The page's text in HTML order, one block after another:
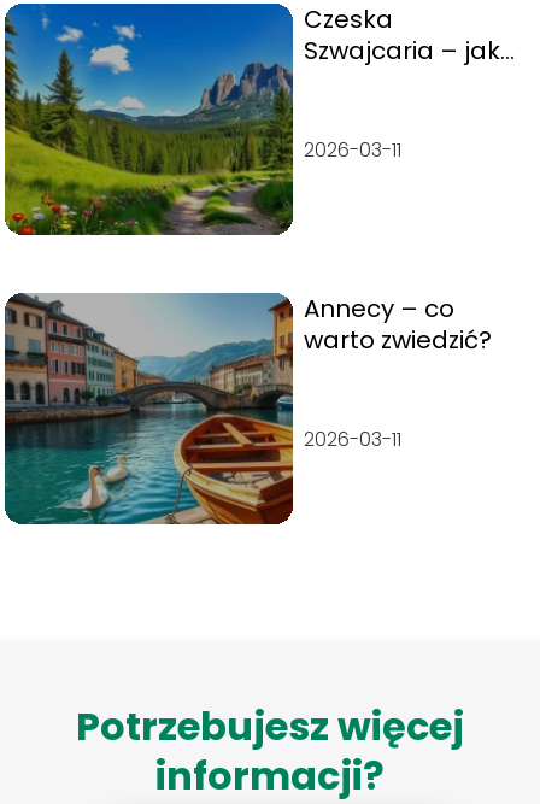
Czeska
Szwajcaria – jak
2026-03-11
Annecy – co
warto zwiedzić?
2026-03-11
Potrzebujesz więcej
informacji?